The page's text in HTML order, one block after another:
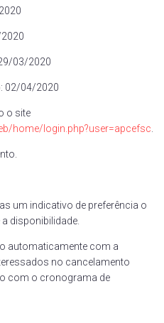
03/2020
02/04/2020
o site
home/login.php?user=apcefsc.
um indicativo de preferência o
disponibilidade.
automaticamente com a
no cancelamento
com o cronograma de